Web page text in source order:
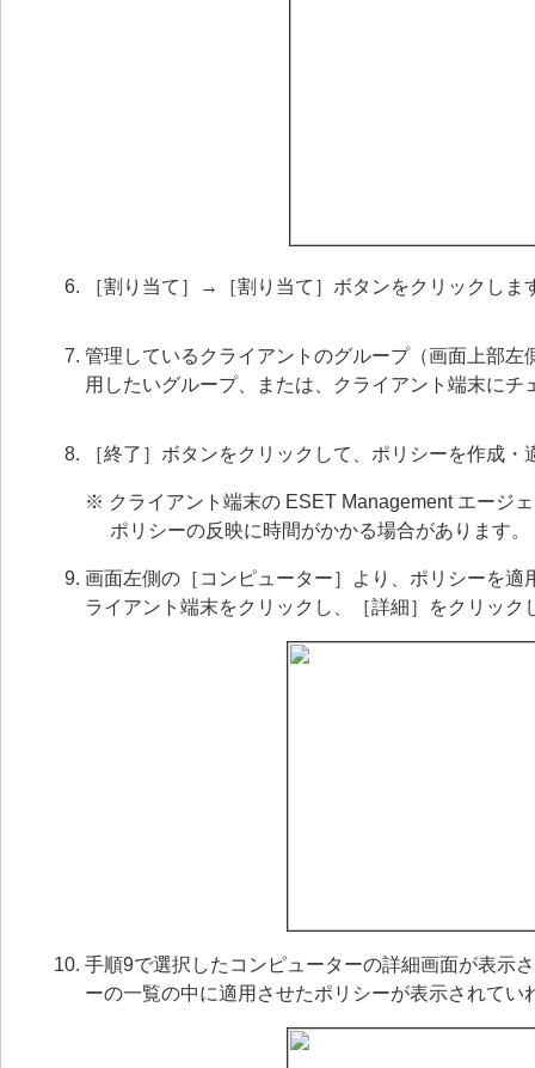
［割り当て］→［割り当て］ボタンをクリックしま
管理しているクライアントのグループ（画面上部
用したいグループ、または、クライアント端末に
［終了］ボタンをクリックして、ポリシーを作成・
※ クライアント端末の ESET Management エージ
ポリシーの反映に時間がかかる場合があります。
画面左側の［コンピューター］より、ポリシーを
ライアント端末をクリックし、［詳細］をクリック
手順9で選択したコンピューターの詳細画面が表示
ーの一覧の中に適用させたポリシーが表示されて